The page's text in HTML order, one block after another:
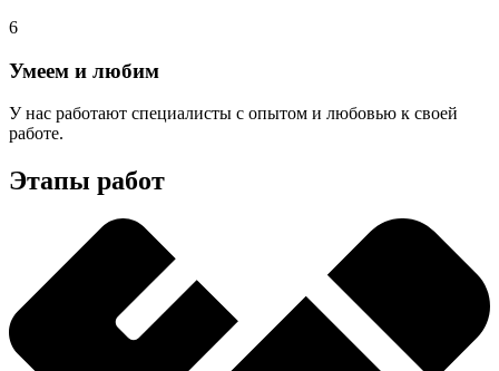
6
Умеем и любим
У нас работают специалисты с опытом и любовью к своей
работе.
Этапы работ